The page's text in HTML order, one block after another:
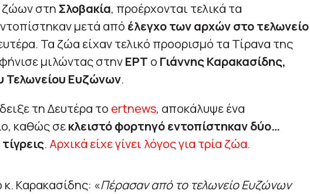
ζώων στη Σλοβακία, προέρχονται τελικά τα
μετά από έλεγχο των αρχών στο τελωνείο
Τα ζώα είχαν τελικό προορισμό τα Τίρανα της
μιλώντας στηνΕΡΤ ο Γιάννης Καρακασίδης,
Τελωνείου Ευζώνων.
τη Δευτέρα το ertnews, αποκάλυψε ένα
καθώς σεκλειστό φορτηγό εντοπίστηκαν δύο…
. Αρχικά είχε γίνει λόγος για τρία ζώα.
Καρακασίδης: «Πέρασαν από το τελωνείο Ευζώνων